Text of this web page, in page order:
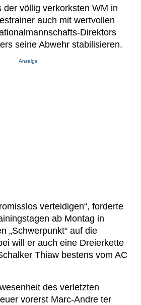
der völlig verkorksten WM in
auch mit wertvollen
Direktors
seine Abwehr stabilisieren.
Anzeige
verteidigen“, forderte
ab Montag in
„Schwerpunkt“ auf die
will er auch eine Dreierkette
Thiaw bestens vom AC
des verletzten
vorerst Marc-Andre ter